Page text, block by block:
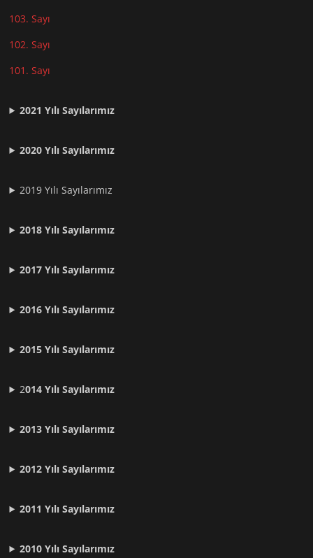
103. Sayı
102. Sayı
101. Sayı
2021 Yılı Sayılarımız
2020 Yılı Sayılarımız
2019 Yılı Sayılarımız
2018 Yılı Sayılarımız
2017 Yılı Sayılarımız
2016 Yılı Sayılarımız
2015 Yılı Sayılarımız
2014 Yılı Sayılarımız
2013 Yılı Sayılarımız
2012 YılıSayılarımız
2011 YılıSayılarımız
2010 YılıSayılarımız